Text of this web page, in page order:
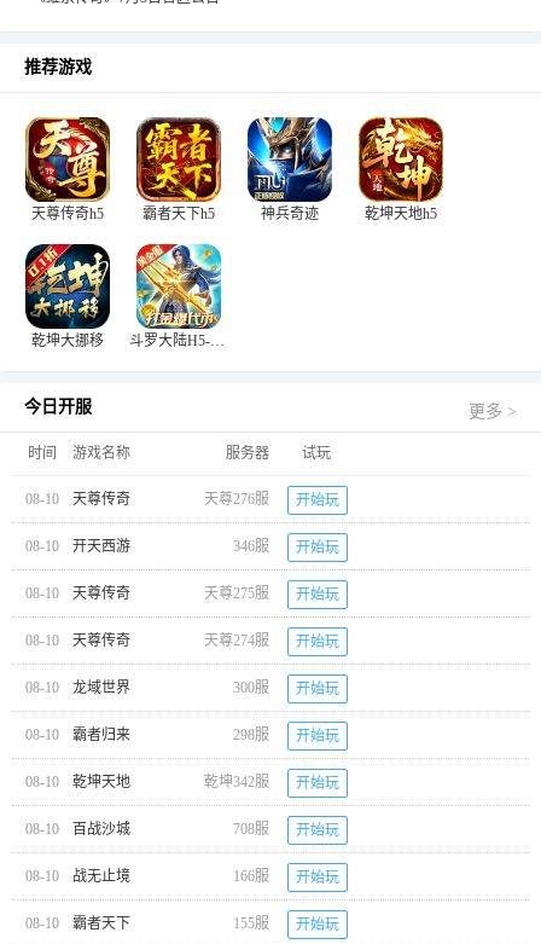
推荐游戏
天尊传奇h5 霸者天下h5 神兵奇迹 乾坤天地h5
乾坤大挪移
今日开服 更多 >
时间 游戏名称 服务器 试玩
08-10 天尊传奇 天尊276服 开始玩
08-10 开天西游 346服 开始玩
08-10 天尊传奇 天尊275服 开始玩
08-10 天尊传奇 天尊274服 开始玩
08-10 龙域世界 300服 开始玩
08-10 霸者归来 298服 开始玩
08-10 乾坤天地 乾坤342服 开始玩
08-10 百战沙城 708服 开始玩
08-10 战无止境 166服 开始玩
08-10 霸者天下 155服 开始玩